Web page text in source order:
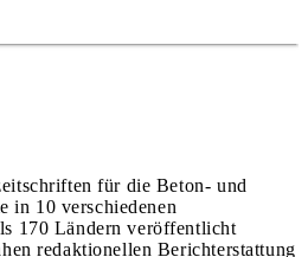
für die Beton- und
in 10 verschiedenen
170 Ländern veröffentlicht
redaktionellen Berichterstattung